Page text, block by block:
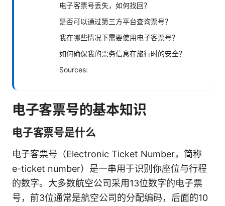
电子客票号丢失，如何找回？
是否可以通过第三方平台查询票号？
我在哪些情况下需要使用电子客票号？
如何确保我的票务信息在旅行时的安全？
Sources:
电子客票号的基本知识
电子客票号是什么
电子客票号（Electronic Ticket Number，简称
e-ticket number）是一串用于识别你座位与行程
的数字。大多数航空公司采用13位数字的电子票
号，前3位通常是航空公司的分配编码，后面的10